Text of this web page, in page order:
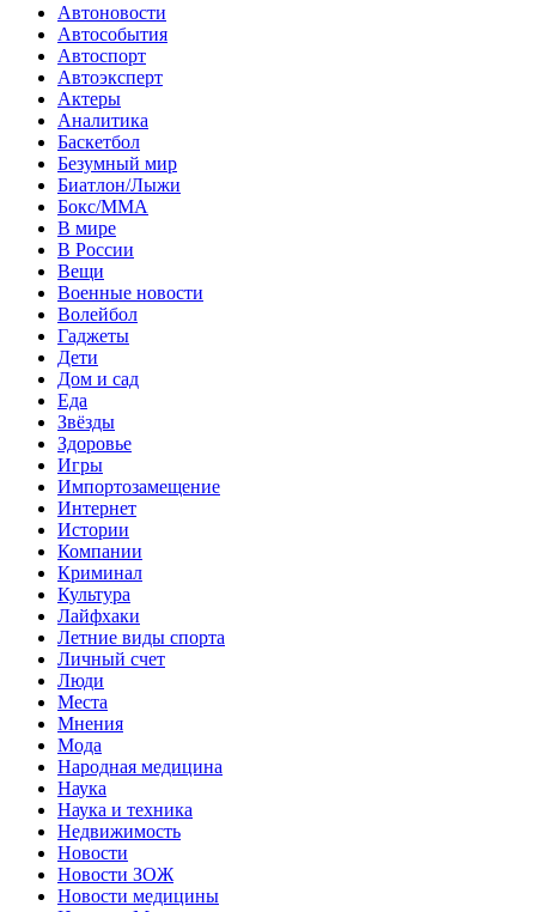
Автоновости
Автособытия
Автоспорт
Автоэксперт
Актеры
Аналитика
Баскетбол
Безумный мир
Биатлон/Лыжи
Бокс/MMA
В мире
В России
Вещи
Военные новости
Волейбол
Гаджеты
Дети
Дом и сад
Еда
Звёзды
Здоровье
Игры
Импортозамещение
Интернет
Истории
Компании
Криминал
Культура
Лайфхаки
Летние виды спорта
Личный счет
Люди
Места
Мнения
Мода
Народная медицина
Наука
Наука и техника
Недвижимость
Новости
Новости ЗОЖ
Новости медицины